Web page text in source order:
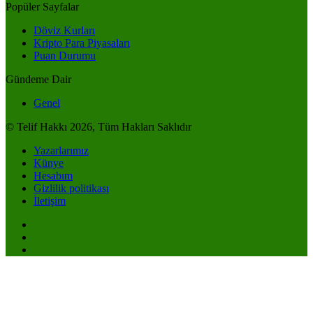
Popüler Sayfalar
Döviz Kurları
Kripto Para Piyasaları
Puan Durumu
Gündeme Dair
Genel
© Telif Hakkı 2026, Tüm Hakları Saklıdır
Yazarlarımız
Künye
Hesabım
Gizlilik politikası
İletişim